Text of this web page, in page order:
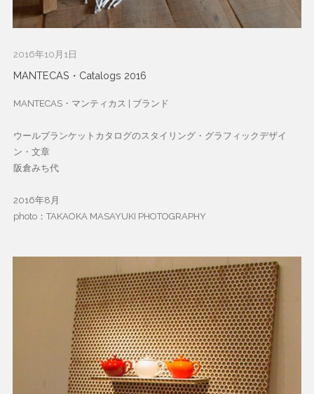
2016年10月1日
MANTECAS・Catalogs 2016
MANTECAS・マンティカス | ブランド
ウールブランケットカタログのスタイリング・グラフィックデザイ
ン・文章
阪倉みち代
2016年8月
photo：TAKAOKA MASAYUKI PHOTOGRAPHY